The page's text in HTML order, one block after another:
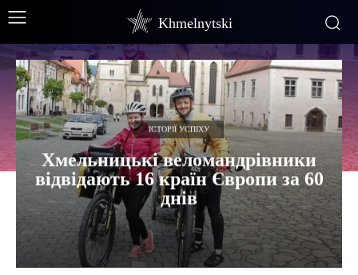
Khmelnytski
ІСТОРІЇ УСПІХУ
Хмельницькі веломандрівники
відвідають 16 країн Європи за 60
днів